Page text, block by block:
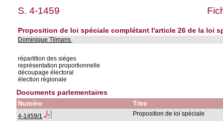
S. 4-1459
Proposition de loi spéciale complétant l'article 26 de la loi
Dominique Tilmans
répartition des sièges
représentation proportionnelle
découpage électoral
élection régionale
Documents parlementaires
Numéro Titre
4-1459/1 Proposition de loi spéciale